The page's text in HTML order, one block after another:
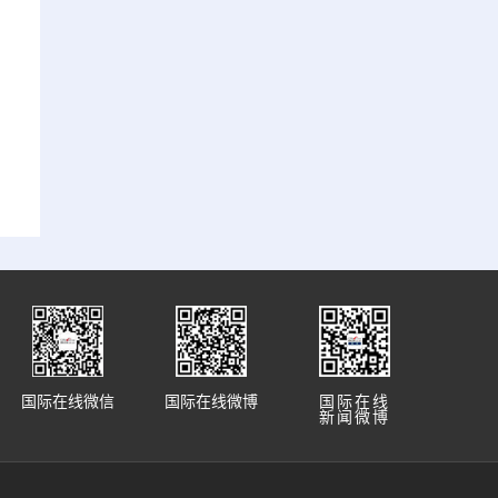
国际在线
新闻微博
国际在线微博
国际在线微信